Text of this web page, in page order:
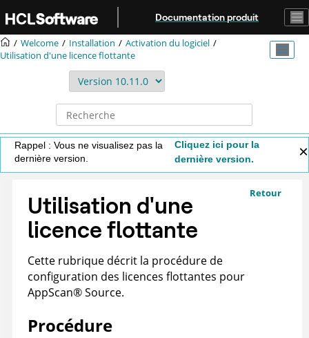
Aller au contenu principal
Documentation produit
Welcome Installation
Activation du logiciel
Utilisation d'une licence flottante
Rappel : Vous ne visualisez pas la
dernière version.
Cliquez ici pour la
dernière version.
Retour
Utilisation d'une
licence flottante
Cette rubrique décrit la procédure de
configuration des licences flottantes pour
AppScan®Source.
Procédure